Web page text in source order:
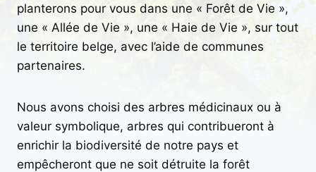
planterons pour vous dans une « Forêt de Vie »,
une « Allée de Vie », une « Haie de Vie », sur tout
le territoire belge, avec l’aide de communes
partenaires.
Nous avons choisi des arbres médicinaux ou à
valeur symbolique, arbres qui contribueront à
enrichir la biodiversité de notre pays et
empêcheront que ne soit détruite la forêt